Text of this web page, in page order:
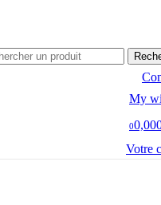
My
0
Votre